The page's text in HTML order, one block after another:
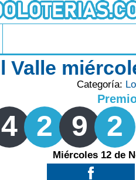
Valle
Categoría:
4 2 9 2
Miércoles 12 de